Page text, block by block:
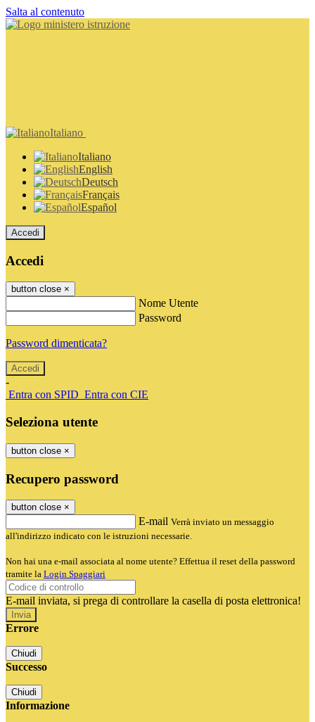
Salta al contenuto
Italiano
Italiano
English
Deutsch
Français
Español
Accedi
Accedi
button close ×
Nome Utente
Password
Password dimenticata?
-
Entra con SPID Entra con CIE
Seleziona utente
button close ×
Recupero password
button close ×
E-mail Verrà inviato un messaggio
all'indirizzo indicato con le istruzioni necessarie.
Non hai una e-mail associata al nome utente? Effettua il reset della password
tramite la Login Spaggiari
E-mail inviata, si prega di controllare la casella di posta elettronica!
Errore
Chiudi
Successo
Chiudi
Informazione